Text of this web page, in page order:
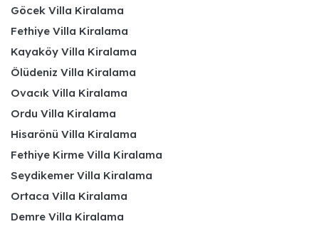
Göcek Villa Kiralama
Fethiye Villa Kiralama
Kayaköy Villa Kiralama
Ölüdeniz Villa Kiralama
Ovacık Villa Kiralama
Ordu Villa Kiralama
Hisarönü Villa Kiralama
Fethiye Kirme Villa Kiralama
Seydikemer Villa Kiralama
Ortaca Villa Kiralama
Demre Villa Kiralama